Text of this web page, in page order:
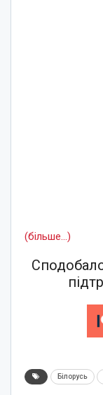
(більше…)
Білорусь